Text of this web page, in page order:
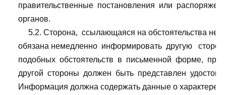
правительственные  постановления  или
    органов.
5.2. Сторона,  ссылающаяся на обстоятельства
обязана немедленно  информировать  другую   сторону
подобных  обстоятельств  в  письменной  форме,
другой  стороны  должен  быть  представлен
Информация должна содержать данные о характере